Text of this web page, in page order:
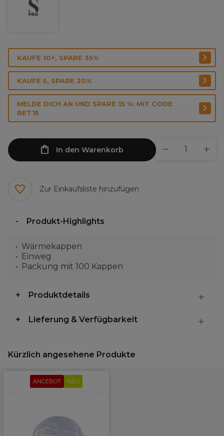
KAUFE 10+, SPARE 35%
KAUFE 5, SPARE 20%
MELDE DICH AN UND SPARE 15 %: MIT CODE
RET15
In den Warenkorb
Zur Einkaufsliste hinzufügen
Produkt-Highlights
Wärmekappen
Einweg
Packung mit 100 Kappen
Produktdetails
Lieferung & Verfügbarkeit
Kürzlich angesehene Produkte
ANGEBOT NEU